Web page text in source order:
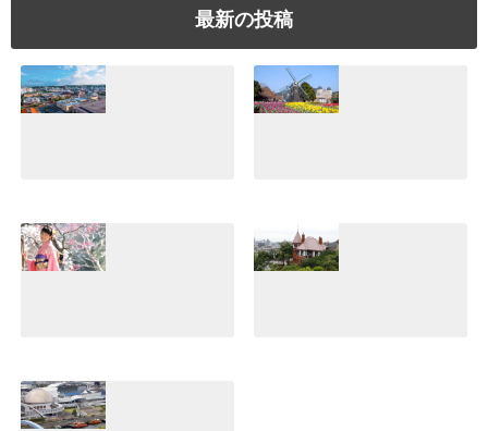
最新の投稿
でぜひ行きたいシ
ョッピングスポッ
トはココだ♪
ーマパークの魅
力！誰と行っても
楽しめてすご
き♪レンタルショ
ップとおすすめグ
ルメ紹介